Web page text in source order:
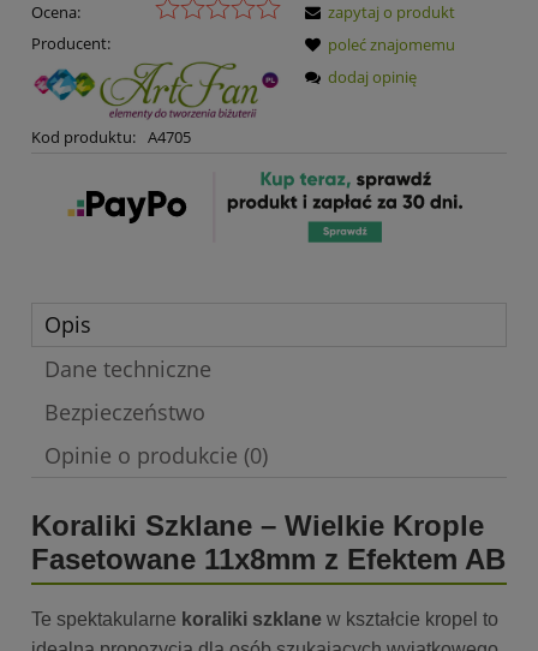
Ocena:
Producent:
Kod produktu: A4705
zapytaj o produkt
poleć znajomemu
dodaj opinię
Opis
Dane techniczne
Bezpieczeństwo
Opinie o produkcie (0)
Koraliki Szklane – Wielkie Krople
Fasetowane 11x8mm z Efektem AB
Te spektakularne koraliki szklane w kształcie kropel to